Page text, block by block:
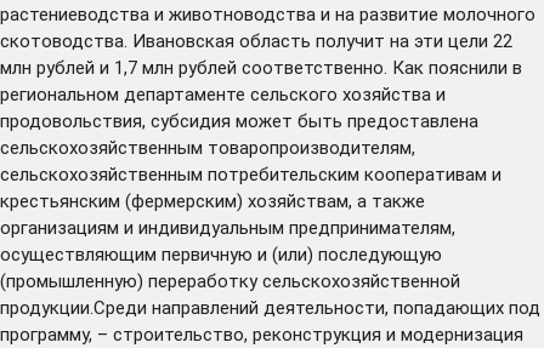
растениеводства и животноводства и на развитие молочного
скотоводства. Ивановская область получит на эти цели 22
млн рублей и 1,7 млн рублей соответственно. Как пояснили в
региональном департаменте сельского хозяйства и
продовольствия, субсидия может быть предоставлена
сельскохозяйственным товаропроизводителям,
сельскохозяйственным потребительским кооперативам и
крестьянским (фермерским) хозяйствам, а также
организациям и индивидуальным предпринимателям,
осуществляющим первичную и (или) последующую
(промышленную) переработку сельскохозяйственной
продукции.Среди направлений деятельности, попадающих под
программу, – строительство, реконструкция и модернизация